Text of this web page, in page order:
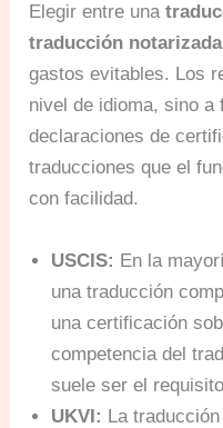
Elegir entre una
traducción notarizada
gastos evitables. Los
nivel de idioma, sino a
declaraciones de
traducciones que el
con facilidad.
USCIS: En la
una traducción
una certificación
competencia del
suele ser el
UKVI: La